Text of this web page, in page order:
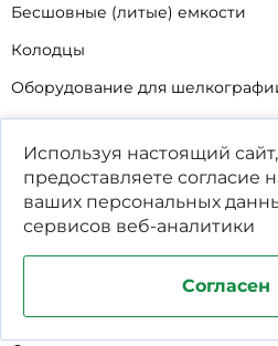
Бесшовные (литые) емкости
Колодцы
Оборудование для
Кабины для промывки и
Технические мойки
Биопрепараты
Сигнализатор уровня
Подставка под жироуловители
Фильтр-мешки для
Используя настоящий
предоставляете согласие
ваших персональных
сервисов веб-аналитики
Согласен